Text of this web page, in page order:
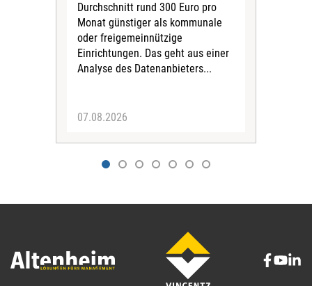
Durchschnitt rund 300 Euro pro
Monat günstiger als kommunale
oder freigemeinnützige
Einrichtungen. Das geht aus einer
Analyse des Datenanbieters...
07.08.2026